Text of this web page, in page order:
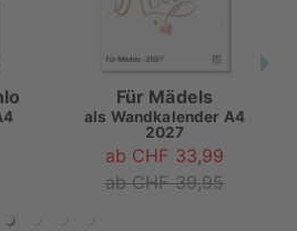
Für Mädels
als Wandkalender A4
2027
ab CHF 33,99
ab CHF 39,95